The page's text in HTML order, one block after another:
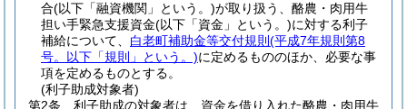
合(以下「融資機関」という。)が取り扱う、酪農・肉用牛
担い手緊急支援資金(以下「資金」という。)に対する利子
補給について、 白老町補助金等交付規則 (平成7年規則第8
号。以下「規則」という。)に定めるもののほか、必要な事
項を定めるものとする。
(利子助成対象者)
第2条
利子助成の対象者は、資金を借り入れた酪農・肉用牛